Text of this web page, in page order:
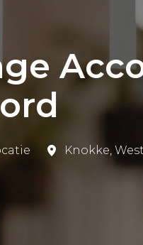
Knokke,